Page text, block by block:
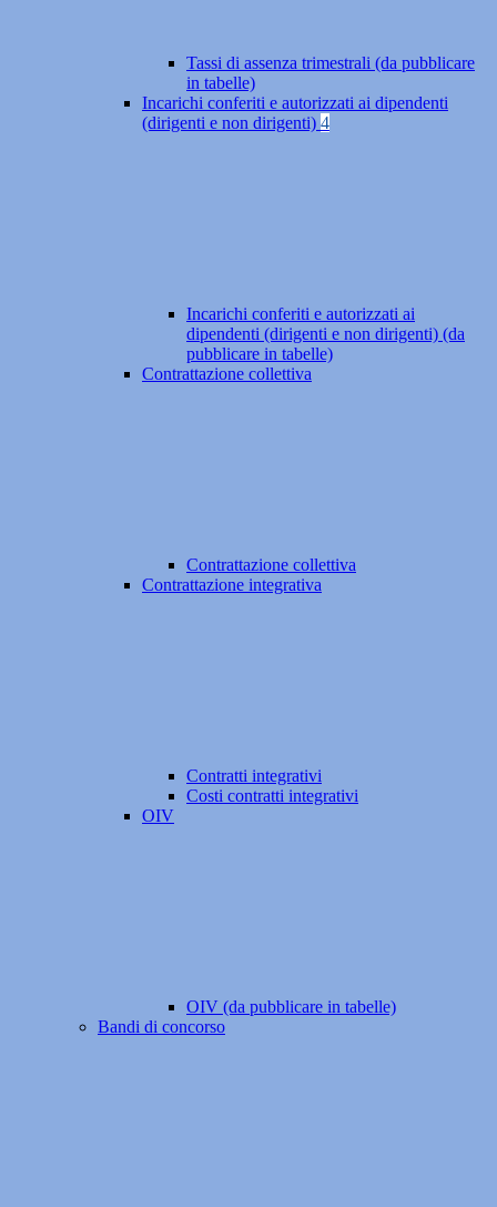
Tassi di assenza trimestrali (da pubblicare
in tabelle)
Incarichi conferiti e autorizzati ai dipendenti
(dirigenti e non dirigenti) 4
Incarichi conferiti e autorizzati ai
dipendenti (dirigenti e non dirigenti) (da
pubblicare in tabelle)
Contrattazione collettiva
Contrattazione collettiva
Contrattazione integrativa
Contratti integrativi
Costi contratti integrativi
OIV
OIV (da pubblicare in tabelle)
Bandi di concorso